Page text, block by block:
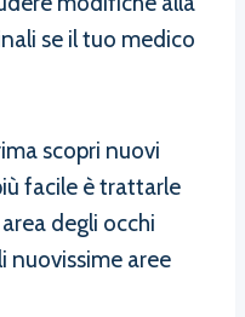
se il tuo medico
scopri nuovi
facile è trattarle
degli occhi
nuovissime aree